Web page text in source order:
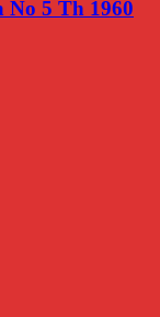
No 5 Th 1960